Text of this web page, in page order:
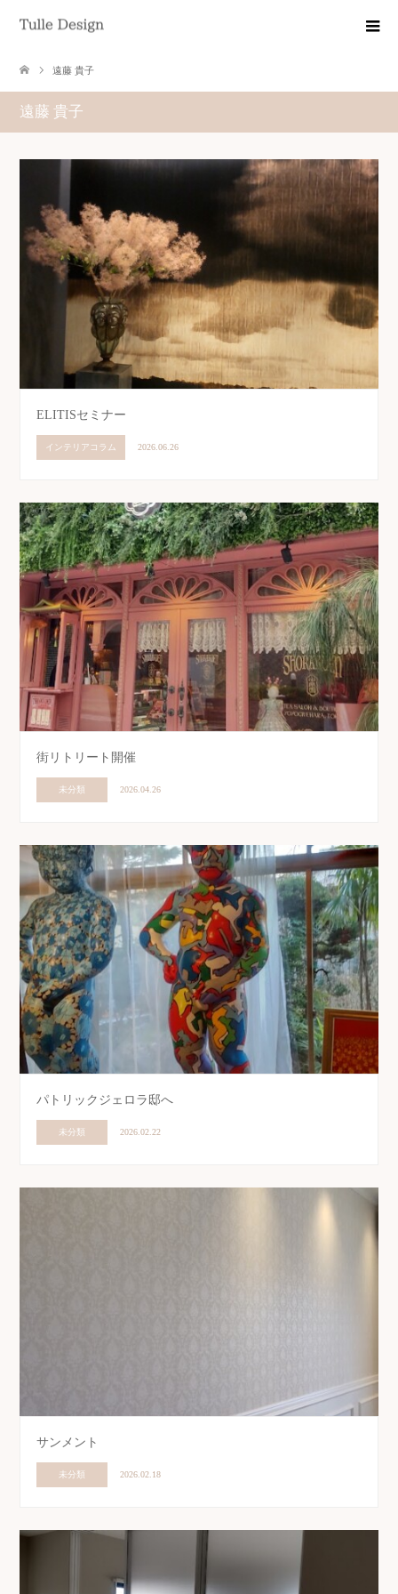
遠藤 貴子
遠藤 貴子
ELITISセミナー
インテリアコラム 2026.06.26
街リトリート開催
未分類 2026.04.26
パトリックジェロラ邸へ
未分類 2026.02.22
サンメント
未分類 2026.02.18